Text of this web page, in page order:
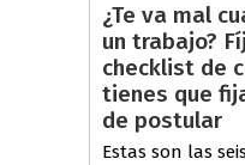
¿Te va mal
un trabajo?
checklist de
tienes que
de postular
Estas son las